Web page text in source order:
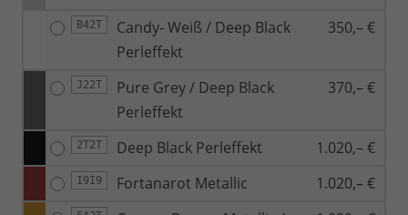
B42T
Candy- Weiß / Deep Black
Perleffekt
350,– €
J22T
Pure Grey / Deep Black
Perleffekt
370,– €
2T2T Deep Black Perleffekt 1.020,– €
I9I9 Fortanarot Metallic 1.020,– €